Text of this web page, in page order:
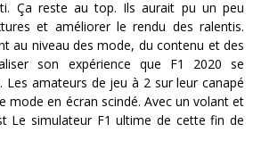
Ça reste au top. Ils aurait pu un peu
et améliorer le rendu des ralentis.
au niveau des mode, du contenu et des
son expérience que F1 2020 se
Les amateurs de jeu à 2 sur leur canapé
mode en écran scindé. Avec un volant et
Le simulateur F1 ultime de cette fin de